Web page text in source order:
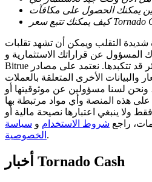
ذلك المعلومات التجارية، وما
مرشد
شديدة التقلب ويمكن أن تشهد تقلبات
عن قراراتك الاستثمارية و
Bitrue ليست مسؤولة عن أي خسائر قد تتكبدها. نعتمد على مصادر
الأخرى المتعلقة بالعملات
ونحن لسنا مسؤولين عن موثوقيتها أو
على هذه المنصة وأي مواد مرتبطة بها
ولا ينبغي اعتبارها نصيحة مالية أو
راجع شروط الاستخدام و سياسة
الخصوصية .
أخبار Tornado Cash